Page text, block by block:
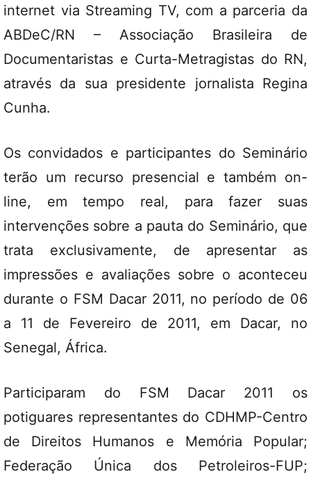
internet via Streaming TV, com a parceria da
ABDeC/RN – Associação Brasileira de
Documentaristas e Curta-Metragistas do RN,
através da sua presidente jornalista Regina
Cunha.
Os convidados e participantes do Seminário
terão um recurso presencial e também on-
line, em tempo real, para fazer suas
intervenções sobre a pauta do Seminário, que
trata exclusivamente, de apresentar as
impressões e avaliações sobre o aconteceu
durante o FSM Dacar 2011, no período de 06
a 11 de Fevereiro de 2011, em Dacar, no
Senegal, África.
Participaram do FSM Dacar 2011 os
potiguares representantes do CDHMP-Centro
de Direitos Humanos e Memória Popular;
Federação Única dos Petroleiros-FUP;